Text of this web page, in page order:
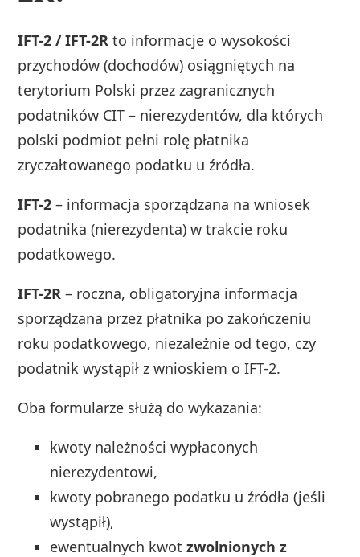
IFT-2 / IFT-2R to informacje o wysokości
przychodów (dochodów) osiągniętych na
terytorium Polski przez zagranicznych
podatników CIT – nierezydentów, dla których
polski podmiot pełni rolę płatnika
zryczałtowanego podatku u źródła.
IFT-2 – informacja sporządzana na wniosek
podatnika (nierezydenta) w trakcie roku
podatkowego.
IFT-2R – roczna, obligatoryjna informacja
sporządzana przez płatnika po zakończeniu
roku podatkowego, niezależnie od tego, czy
podatnik wystąpił z wnioskiem o IFT-2.
Oba formularze służą do wykazania:
kwoty należności wypłaconych
nierezydentowi,
kwoty pobranego podatku u źródła (jeśli
wystąpił),
ewentualnych kwotzwolnionych z